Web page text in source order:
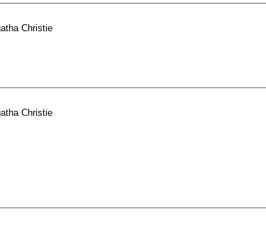
Christie
Christie